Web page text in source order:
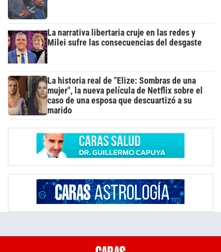
La narrativa libertaria cruje en las redes y
Milei sufre las consecuencias del desgaste
La historia real de "Elize: Sombras de una
mujer", la nueva película de Netflix sobre el
caso de una esposa que descuartizó a su
marido